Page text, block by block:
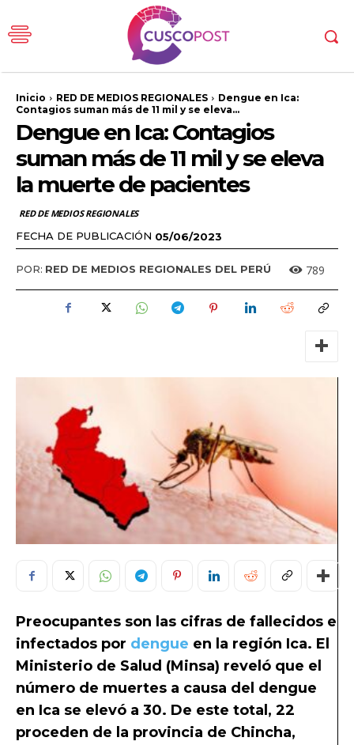
Inicio RED DE MEDIOS REGIONALES
Dengue en Ica:
Contagios suman más de 11 mil y se eleva...
Dengue en Ica: Contagios
suman más de 11 mil y se eleva
la muerte de pacientes
RED DE MEDIOS REGIONALES
FECHA DE PUBLICACIÓN 05/06/2023
POR: RED DE MEDIOS REGIONALES DEL PERÚ 789
Preocupantes son las cifras de fallecidos e
infectados por dengue en la región Ica. El
Ministerio de Salud (Minsa) reveló que el
número de muertes a causa del dengue
en Ica se elevó a 30. De este total, 22
proceden de la provincia de Chincha,